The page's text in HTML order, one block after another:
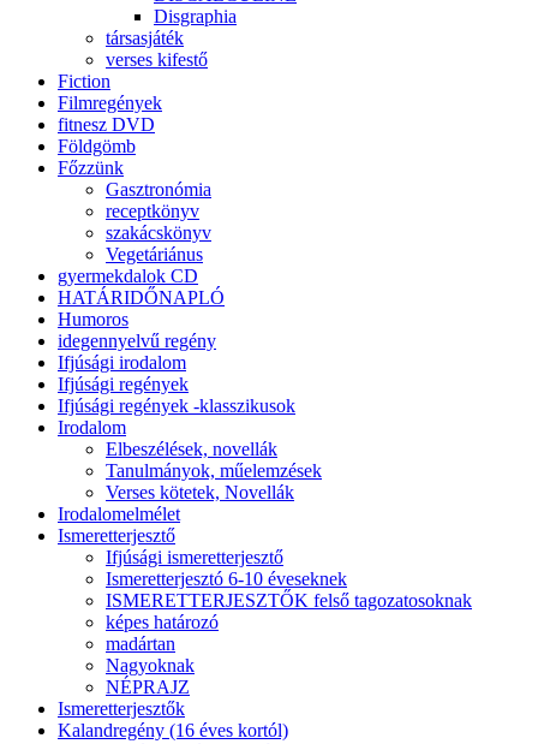
Disgraphia
társasjáték
verses kifestő
Fiction
Filmregények
fitnesz DVD
Földgömb
Főzzünk
Gasztronómia
receptkönyv
szakácskönyv
Vegetáriánus
gyermekdalok CD
HATÁRIDŐNAPLÓ
Humoros
idegennyelvű regény
Ifjúsági irodalom
Ifjúsági regények
Ifjúsági regények -klasszikusok
Irodalom
Elbeszélések, novellák
Tanulmányok, műelemzések
Verses kötetek, Novellák
Irodalomelmélet
Ismeretterjesztő
Ifjúsági ismeretterjesztő
Ismeretterjesztó 6-10 éveseknek
ISMERETTERJESZTŐK felső tagozatosoknak
képes határozó
madártan
Nagyoknak
NÉPRAJZ
Ismeretterjesztők
Kalandregény (16 éves kortól)